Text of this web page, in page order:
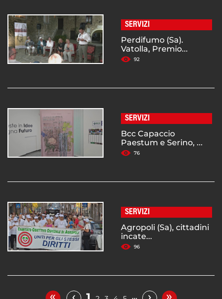
SERVIZI
Perdifumo (Sa).
Vatolla, Premio...
92
SERVIZI
Bcc Capaccio
Paestum e Serino, ...
76
SERVIZI
Agropoli (Sa), cittadini
incate...
96
…